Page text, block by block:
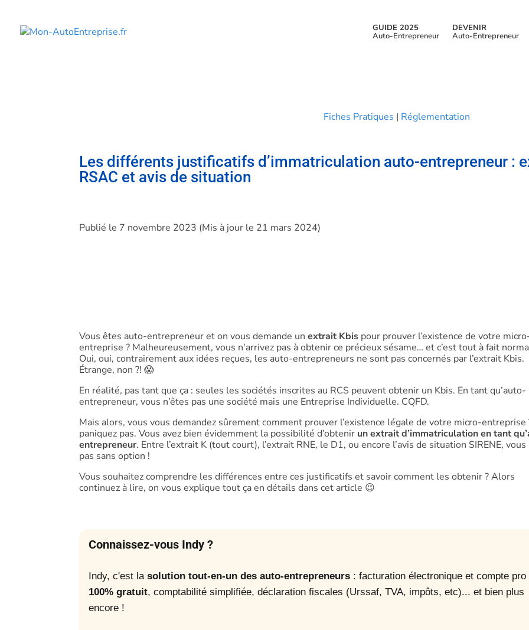
GUIDE 2025
Auto-Entrepreneur
DEVENIR
Auto-Entrepreneur
Fiches Pratiques | Réglementation
Les différents justificatifs d’immatriculation auto-entrepreneur :
RSAC et avis de situation
Publié le 7 novembre 2023 (Mis à jour le 21 mars 2024)
Vous êtes auto-entrepreneur et on vous demande unextrait Kbis pour prouver l’existence de votre
entreprise ? Malheureusement, vous n’arrivez pas à obtenir ce précieux sésame… et c’est tout à fait
Oui, oui, contrairement aux idées reçues, les auto-entrepreneurs ne sont pas concernés par l’extrait Kbis.
Étrange, non ?! 😱
En réalité, pas tant que ça : seules les sociétés inscrites au RCS peuvent obtenir un Kbis. En tant qu’auto-
entrepreneur, vous n’êtes pas une société mais une Entreprise Individuelle. CQFD.
Mais alors, vous vous demandez sûrement comment prouver l’existence légale de votre micro-entreprise
paniquez pas. Vous avez bien évidemment la possibilité d’obtenir un extrait d’immatriculation en tant
entrepreneur. Entre l’extrait K (tout court), l’extrait RNE, le D1, ou encore l’avis de situation SIRENE, vous
pas sans option !
Vous souhaitez comprendre les différences entre ces justificatifs et savoir comment les obtenir ? Alors
continuez à lire, on vous explique tout ça en détails dans cet article 😉
Connaissez-vous Indy ?
Indy, c'est lasolution tout-en-un des auto-entrepreneurs : facturation électronique et compte pro
100% gratuit, comptabilité simplifiée, déclaration fiscales (Urssaf, TVA, impôts, etc)... et bien plus
encore !